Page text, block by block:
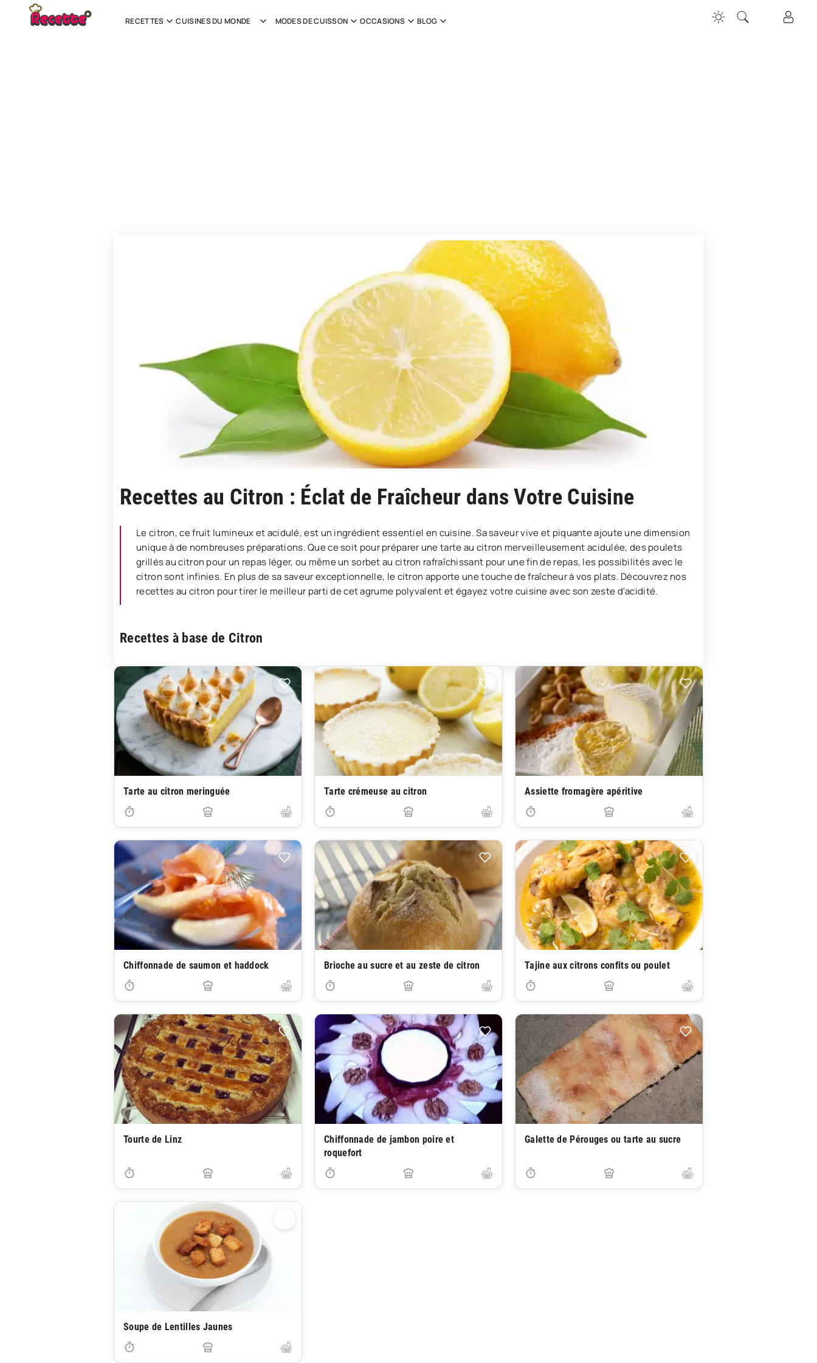
RECETTES CUISINES DU MONDE MODES DE CUISSON OCCASIONS BLOG
Recettes au Citron : Éclat de Fraîcheur dans Votre Cuisine
Le citron, ce fruit lumineux et acidulé, est un ingrédient essentiel en cuisine. Sa saveur vive et piquante ajoute une dimension
unique à de nombreuses préparations. Que ce soit pour préparer une tarte au citron merveilleusement acidulée, des poulets
grillés au citron pour un repas léger, ou même un sorbet au citron rafraîchissant pour une fin de repas, les possibilités avec le
citron sont infinies. En plus de sa saveur exceptionnelle, le citron apporte une touche de fraîcheur à vos plats. Découvrez nos
recettes au citron pour tirer le meilleur parti de cet agrume polyvalent et égayez votre cuisine avec son zeste d'acidité.
Recettes à base de Citron
Tarte au citron meringuée Tarte crémeuse au citron Assiette fromagère apéritive
Chiffonnade de saumon et haddock Brioche au sucre et au zeste de citron Tajine aux citrons confits ou poulet
Tourte de Linz
Chiffonnade de jambon poire et
roquefort
Galette de Pérouges ou tarte au sucre
Soupe de Lentilles Jaunes